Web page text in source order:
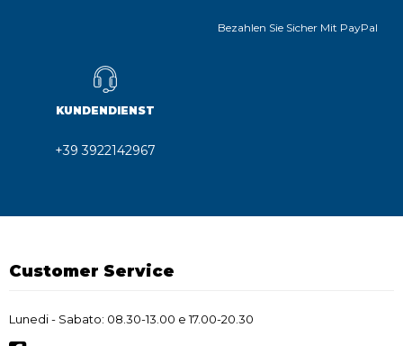
Bezahlen Sie Sicher Mit PayPal
KUNDENDIENST
+39 3922142967
Customer Service
Lunedi - Sabato: 08.30-13.00 e 17.00-20.30